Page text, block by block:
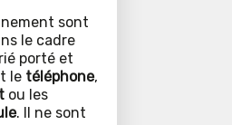
sont
le cadre
porté et
le téléphone,
ou les
. Il ne sont